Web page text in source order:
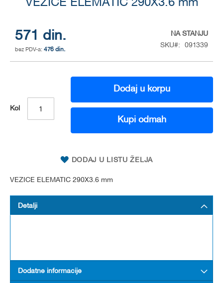
VEZICE ELEMATIC 290X3.6 mm
571 din.
476 din.
NA STANJU
SKU
091339
Kol
Dodaj u korpu
Kupi odmah
DODAJ U LISTU ŽELJA
VEZICE ELEMATIC 290X3.6 mm
of
the
images
gallery
Detalji
Dodatne informacije